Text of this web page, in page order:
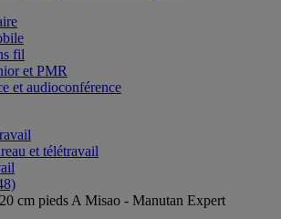
fil
et PMR
et audioconférence
et télétravail
cm pieds A Misao - Manutan Expert